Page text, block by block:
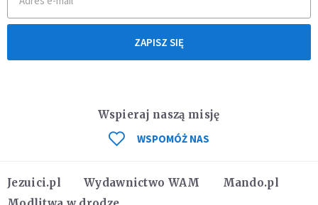
ZAPISZ SIĘ
Jezuici.pl Wydawnictwo WAM
Mando.pl
Wspieraj naszą misję
WSPOMÓŻ NAS